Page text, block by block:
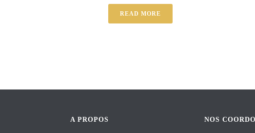
READ MORE
A PROPOS NOS